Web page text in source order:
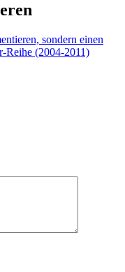
sondern einen
Reihe (2004-2011)